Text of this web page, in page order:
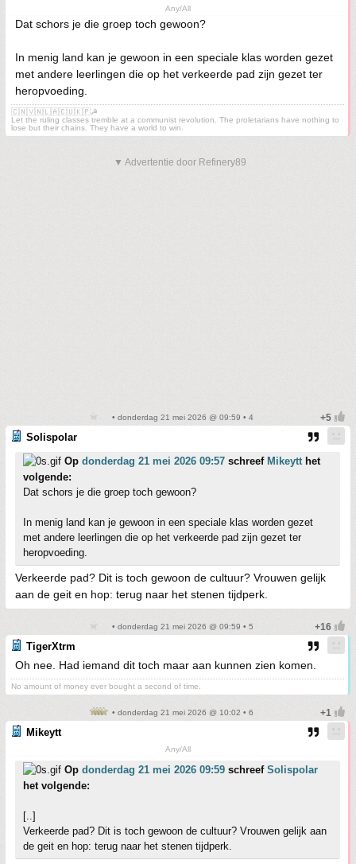
Any/All
Dat schors je die groep toch gewoon?
In menig land kan je gewoon in een speciale klas worden gezet
met andere leerlingen die op het verkeerde pad zijn gezet ter
heropvoeding.
🇨🇳🇻🇳🇱🇦🇨🇺🇰🇵☭
Let the ruling classes tremble at a communist revolution. The proletarians have nothing to
lose but their chains. They have a world to win.
▼ Advertentie door Refinery89
• donderdag 21 mei 2026 @ 09:59 • 4
Solispolar
Op donderdag 21 mei 2026 09:57 schreef Mikeytthet
volgende:
Dat schors je die groep toch gewoon?
In menig land kan je gewoon in een speciale klas worden gezet
met andere leerlingen die op het verkeerde pad zijn gezet ter
heropvoeding.
Verkeerde pad? Dit is toch gewoon de cultuur? Vrouwen gelijk
aan de geit en hop: terug naar het stenen tijdperk.
• donderdag 21 mei 2026 @ 09:59 • 5
TigerXtrm
Oh nee. Had iemand dit toch maar aan kunnen zien komen.
No amount of money ever bought a second of time.
• donderdag 21 mei 2026 @ 10:02 • 6
Mikeytt
Any/All
Op donderdag 21 mei 2026 09:59 schreef Solispolar
het volgende:
[..]
Verkeerde pad? Dit is toch gewoon de cultuur? Vrouwen gelijk aan
de geit en hop: terug naar het stenen tijdperk.